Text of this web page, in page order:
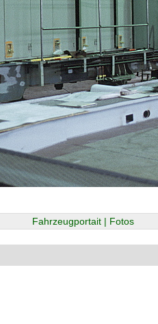
Fahrzeugportait | Fotos